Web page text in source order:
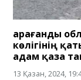
Қарағанды
көлігінің
адам қаза
13 Қазан, 2024,